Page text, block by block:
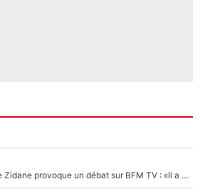
Le côté sombre de Zinedine Zidane provoque un débat sur BFM TV : «Il a pris 14 cartons rouges»